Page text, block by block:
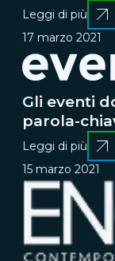
Leggi di più
17 marzo 2021
Gli eventi
parola-
Leggi di più
15 marzo 2021